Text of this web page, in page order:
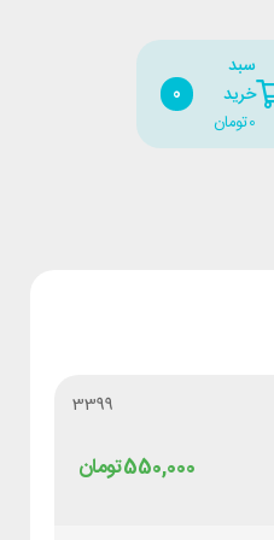
سبد
خرید
تومان0
0
3399
تومان550,000